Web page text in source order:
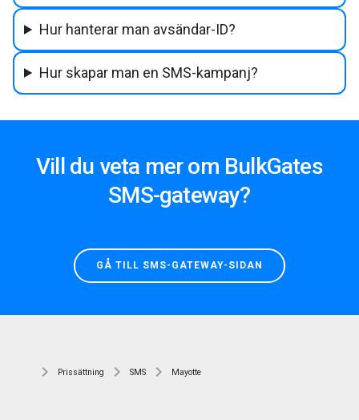
Hur hanterar man avsändar-ID?
Hur skapar man en SMS-kampanj?
Vill du veta mer om BulkGates
SMS-gateway?
GÅ TILL SMS-GATEWAY-SIDAN
Prissättning SMS Mayotte